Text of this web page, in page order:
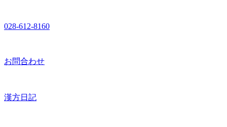
028-612-8160
お問合わせ
漢方日記